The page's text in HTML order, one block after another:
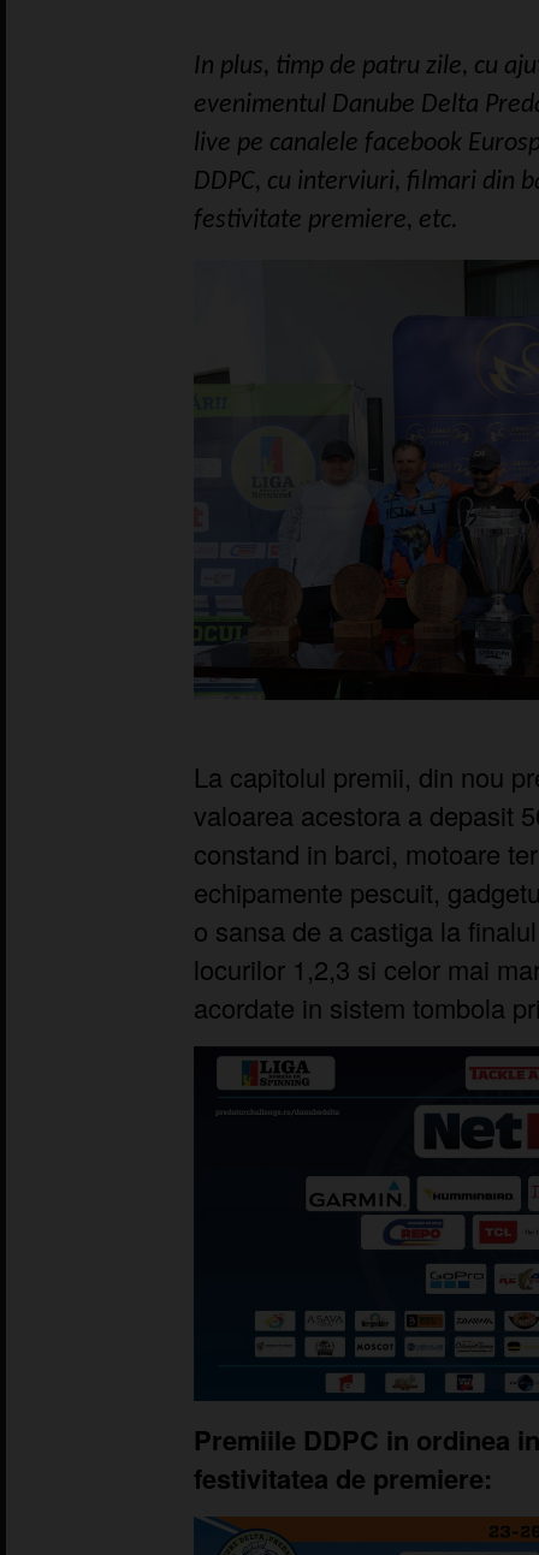
In plus, timp de patru zile, cu
evenimentul Danube Delta
live pe canalele facebook
DDPC, cu interviuri, filmari din
festivitate premiere, etc.
La capitolul premii, din nou
valoarea acestora a depasit
constand in barci, motoare
echipamente pescuit,
o sansa de a castiga la
locurilor 1,2,3 si celor mai
acordate in sistem tombola
Premiile DDPC in ordinea
festivitatea de premiere: